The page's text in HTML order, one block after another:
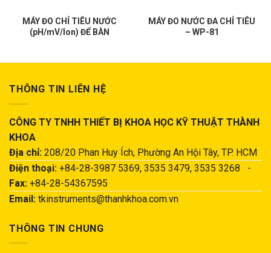
MÁY ĐO CHỈ TIÊU NƯỚC
(pH/mV/Ion) ĐỂ BÀN
MÁY ĐO NƯỚC ĐA CHỈ TIÊU
– WP-81
THÔNG TIN LIÊN HỆ
CÔNG TY TNHH THIẾT BỊ KHOA HỌC KỸ THUẬT THÀNH
KHOA
Địa chỉ: 208/20 Phan Huy Ích, Phường An Hội Tây, TP. HCM
Điện thoại: +84-28-3987 5369, 3535 3479, 3535 3268 -
Fax: +84-28-54367595
Email: tkinstruments@thanhkhoa.com.vn
THÔNG TIN CHUNG